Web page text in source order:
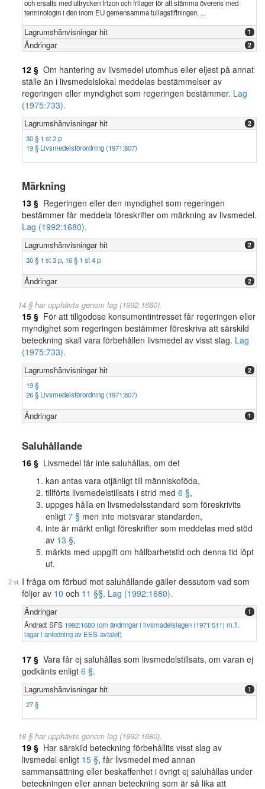
och ersatts med uttrycken frizon och frilager för att stämma överens med
terminologin i den inom EU gemensamma tullagstiftningen. ...
Lagrumshänvisningar hit 1
Ändringar 2
12 § Om hantering av livsmedel utomhus eller eljest på annat
ställe än i livsmedelslokal meddelas bestämmelser av
regeringen eller myndighet som regeringen bestämmer. Lag
(1975:733).
Lagrumshänvisningar hit 2
30 § 1 st 2 p
19 § Livsmedelsförordning (1971:807)
Märkning
13 § Regeringen eller den myndighet som regeringen
bestämmer får meddela föreskrifter om märkning av livsmedel.
Lag (1992:1680).
Lagrumshänvisningar hit 2
30 § 1 st 3 p, 16 § 1 st 4 p
Ändringar 2
14 § har upphävts genom lag (1992:1680).
15 § För att tillgodose konsumentintresset får regeringen eller
myndighet som regeringen bestämmer föreskriva att särskild
beteckning skall vara förbehållen livsmedel av visst slag. Lag
(1975:733).
Lagrumshänvisningar hit 2
19 §
26 § Livsmedelsförordning (1971:807)
Ändringar 1
Saluhållande
16 § Livsmedel får inte saluhållas, om det
kan antas vara otjänligt till människoföda,
tillförts livsmedelstillsats i strid med 6 §,
uppges hålla en livsmedelsstandard som föreskrivits
enligt 7 § men inte motsvarar standarden,
inte är märkt enligt föreskrifter som meddelas med stöd
av 13 §,
märkts med uppgift om hållbarhetstid och denna tid löpt
ut.
I fråga om förbud mot saluhållande gäller dessutom vad som
följer av 10 och 11 §§. Lag (1992:1680).
Ändringar 1
Ändrad: SFS 1992:1680 (om ändringar i livsmadelslagen (1971:511) m.fl.
lagar i anledning av EES-avtalet)
17 § Vara får ej saluhållas som livsmedelstillsats, om varan ej
godkänts enligt 6 §.
Lagrumshänvisningar hit 1
27 §
18 § har upphävts genom lag (1992:1680).
19 § Har särskild beteckning förbehållits visst slag av
livsmedel enligt 15 §, får livsmedel med annan
sammansättning eller beskaffenhet i övrigt ej saluhållas under
beteckningen eller annan beteckning som är så lika att